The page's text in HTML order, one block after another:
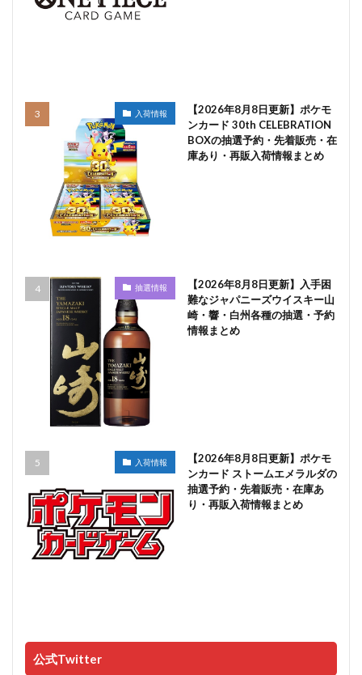
入荷情報
【2026年8月8日更新】ポケモ
ンカード 30th CELEBRATION
BOXの抽選予約・先着販売・在
庫あり・再販入荷情報まとめ
抽選情報
【2026年8月8日更新】入手困
難なジャパニーズウイスキー山
崎・響・白州各種の抽選・予約
情報まとめ
入荷情報
【2026年8月8日更新】ポケモ
ンカード ストームエメラルダの
抽選予約・先着販売・在庫あ
り・再販入荷情報まとめ
公式Twitter